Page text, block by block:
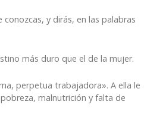
y dirás, en las palabras
más duro que el de la mujer.
perpetua trabajadora». A ella le
malnutrición y falta de